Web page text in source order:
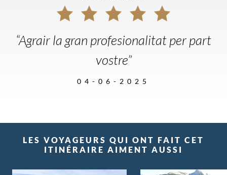
“Agrair la gran profesionalitat per part
vostre”
04-06-2025
LES VOYAGEURS QUI ONT FAIT CET
ITINÉRAIRE AIMENT AUSSI